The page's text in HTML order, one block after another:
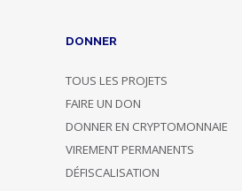
DONNER
TOUS LES PROJETS
FAIRE UN DON
DONNER EN CRYPTOMONNAIE
VIREMENT PERMANENTS
DÉFISCALISATION